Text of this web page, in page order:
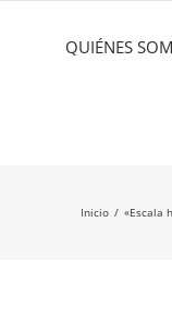
QUIÉNES
Inicio «Escala